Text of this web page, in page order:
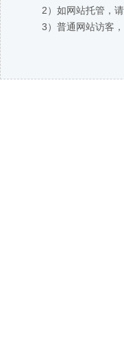
2）如网站托管，
3）普通网站访客